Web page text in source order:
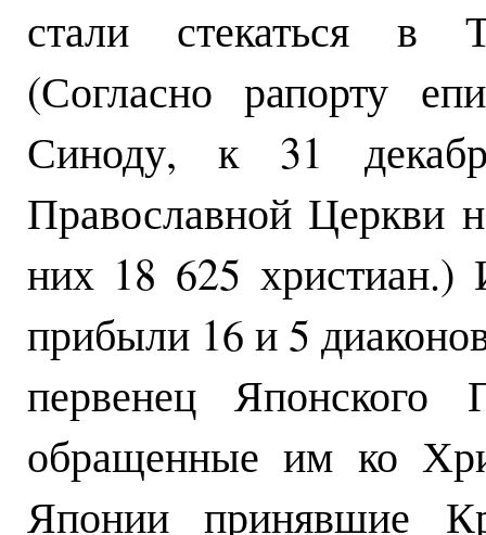
стали стекаться в
(Согласно рапорту
Синоду, к 31
Православной Церкви
них 18 625 христиан.)
прибыли 16 и 5
первенец Японского
обращенные им ко
Японии принявшие